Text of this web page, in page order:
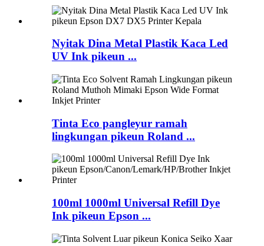
Nyitak Dina Metal Plastik Kaca Led
UV Ink pikeun ...
Tinta Eco pangleyur ramah
lingkungan pikeun Roland ...
100ml 1000ml Universal Refill Dye
Ink pikeun Epson ...